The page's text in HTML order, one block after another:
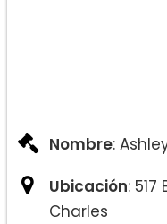
Nombre:
Ubicación:
Charles